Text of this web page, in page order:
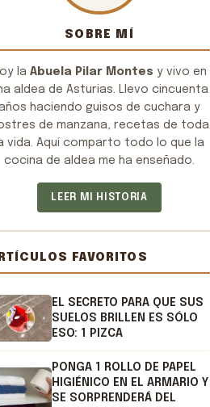
SOBRE MÍ
la Abuela Pilar Montes y vivo en
aldea de Asturias. Llevo cincuenta
haciendo guisos de cuchara y
de manzana, recetas de toda
vida. Aquí comparto todo lo que la
cocina de aldea me ha enseñado.
LEER MI HISTORIA
FAVORITOS
EL SECRETO PARA QUE SUS
SUELOS BRILLEN ES SÓLO
ESO: 1 PIZCA
PONGA 1 ROLLO DE PAPEL
HIGIÉNICO EN EL ARMARIO Y
SE SORPRENDERÁ DEL